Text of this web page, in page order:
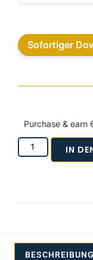
Sofortiger
Purchase & earn
IN
BESCHREIBUNG